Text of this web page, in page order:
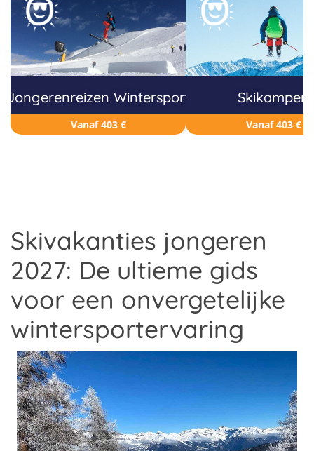
Jongerenreizen Wintersport
Vanaf 403 €
Skikampen
Vanaf 403 €
Skivakanties jongeren
2027: De ultieme gids
voor een onvergetelijke
wintersportervaring